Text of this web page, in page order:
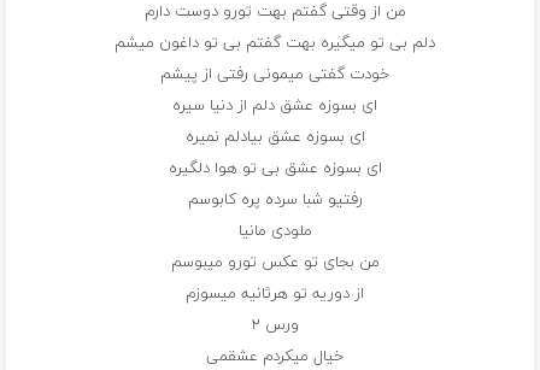
من از وقتی گفتم بهت تورو دوست دارم
دلم بی تو میگیره بهت گفتم بی تو داغون میشم
خودت گفتی میمونی رفتی از پیشم
ای بسوزه عشق دلم از دنیا سیره
ای بسوزه عشق بیادلم نمیره
ای بسوزه عشق بی تو هوا دلگیره
رفتیو شبا سرده پره کابوسم
ملودی مانیا
من بجای تو عکس تورو میبوسم
از دوریه تو هرثانیه میسوزم
ورس ۲
خیال میکردم عشقمی